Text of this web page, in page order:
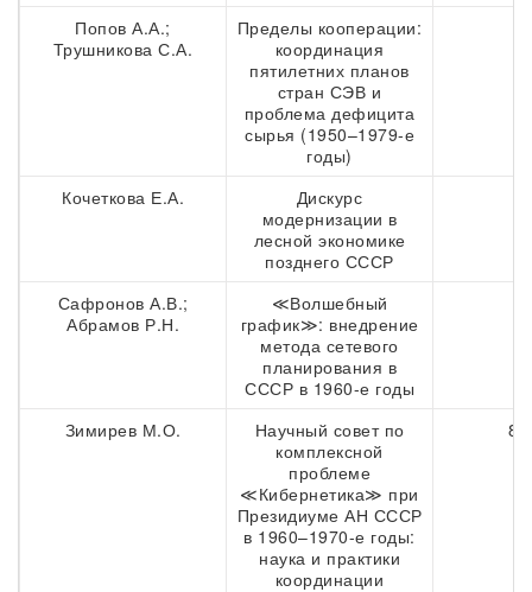
Попов А.А.;
Трушникова С.А.
Пределы кооперации:
координация
пятилетних планов
стран СЭВ и
проблема дефицита
сырья (1950–1979-е
годы)
Кочеткова Е.А.
Дискурс
модернизации в
лесной экономике
позднего СССР
Сафронов А.В.;
Абрамов Р.Н.
≪Волшебный
график≫: внедрение
метода сетевого
планирования в
СССР в 1960-е годы
Зимирев М.О.
Научный совет по
комплексной
проблеме
≪Кибернетика≫ при
Президиуме АН СССР
в 1960–1970-е годы:
наука и практики
координации